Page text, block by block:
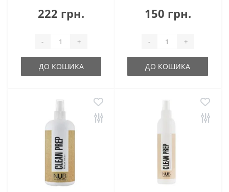
222 грн.
- +
ДО КОШИКА
150 грн.
- +
ДО КОШИКА